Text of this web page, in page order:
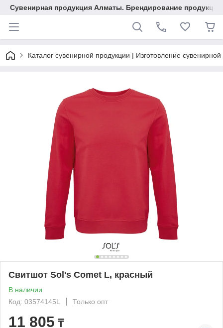
Сувенирная продукция Алматы. Брендирование
Каталог сувенирной продукции | Изготовление
Свитшот Sol's Comet L, красный
В наличии
Код: 03574145L
Только опт
11 805 ₸